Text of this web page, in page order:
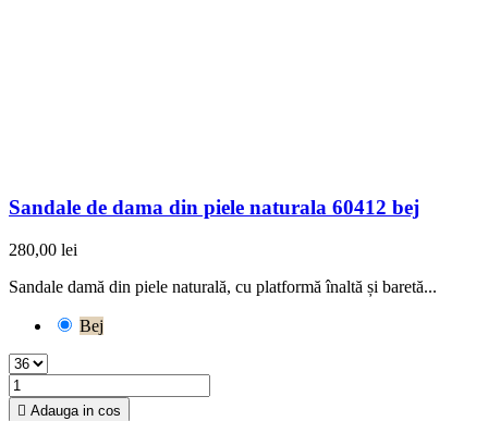
Sandale de dama din piele naturala 60412 bej
280,00 lei
Sandale damă din piele naturală, cu platformă înaltă și baretă...
Bej
 Adauga in cos